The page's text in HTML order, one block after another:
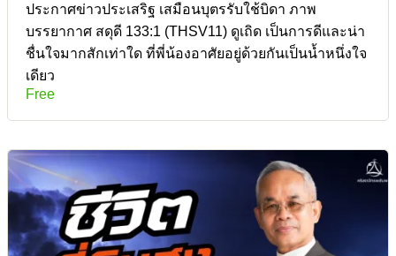
ประกาศข่าวประเสริฐ เสมือนบุตรรับใช้บิดา ภาพ
บรรยากาศ สดุดี 133:1 (THSV11) ดูเถิด เป็นการดีและน่า
ชื่นใจมากสักเท่าใด ที่พี่น้องอาศัยอยู่ด้วยกันเป็นน้ำหนึ่งใจ
เดียว
Free